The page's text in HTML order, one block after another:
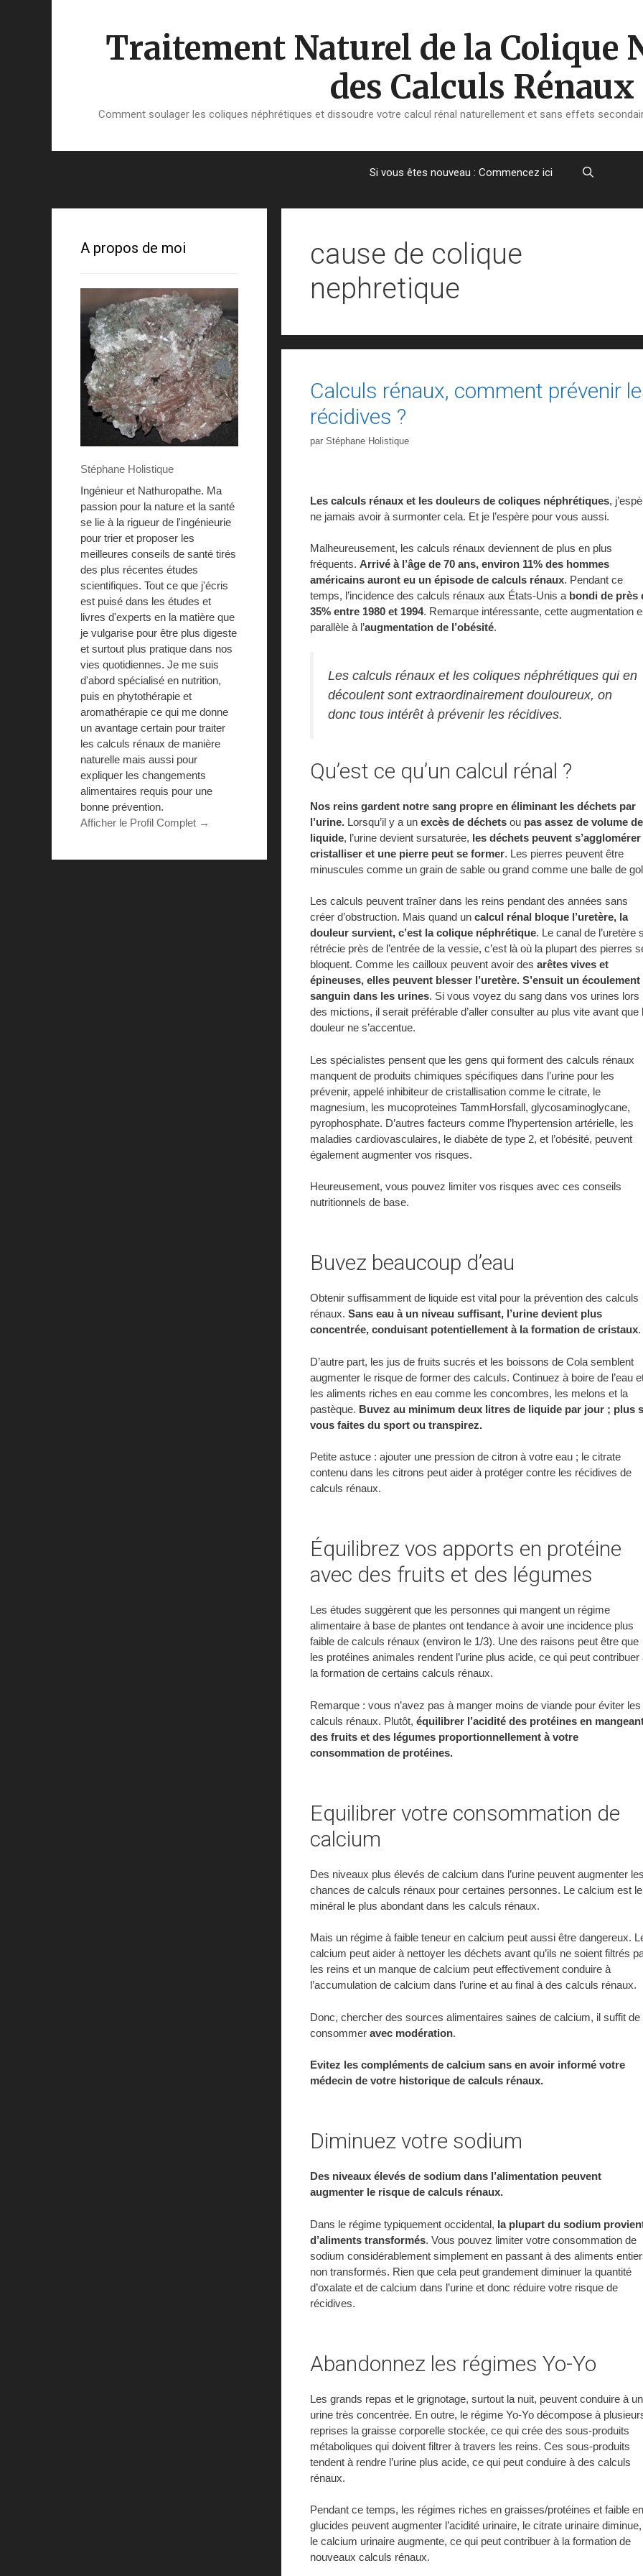
Traitement Naturel de la Colique
des Calculs Rénaux
Comment soulager les coliques néphrétiques et dissoudre votre calcul rénal naturellement et sans effets
Si vous êtes nouveau : Commencez ici
cause de colique
nephretique
Calculs rénaux, comment prévenir
récidives ?
par Stéphane Holistique
Les calculs rénaux et les douleurs de coliques néphrétiques,
ne jamais avoir à surmonter cela. Et je l’espère pour vous aussi.
Malheureusement, les calculs rénaux deviennent de plus en plus
fréquents. Arrivé à l’âge de 70 ans, environ 11% des hommes
américains auront eu un épisode de calculs rénaux. Pendant ce
temps, l’incidence des calculs rénaux aux États-Unis a bondi de près
35% entre 1980 et 1994. Remarque intéressante, cette augmentation
parallèle à l’augmentation de l’obésité.
Les calculs rénaux et les coliques néphrétiques qui en
découlent sont extraordinairement douloureux, on
donc tous intérêt à prévenir les récidives.
Qu’est ce qu’un calcul rénal ?
Nos reins gardent notre sang propre en éliminant les déchets par
l’urine. Lorsqu’il y a un excès de déchets ou pas assez de volume de
liquide, l’urine devient sursaturée, les déchets peuvent s’agglomérer
cristalliser et une pierre peut se former. Les pierres peuvent être
minuscules comme un grain de sable ou grand comme une balle de
Les calculs peuvent traîner dans les reins pendant des années sans
créer d’obstruction. Mais quand un calcul rénal bloque l’uretère, la
douleur survient, c’est la colique néphrétique. Le canal de l’uretère
rétrécie près de l’entrée de la vessie, c’est là où la plupart des pierres
bloquent. Comme les cailloux peuvent avoir des arêtes vives et
épineuses, elles peuvent blesser l’uretère. S’ensuit un écoulement
sanguin dans les urines. Si vous voyez du sang dans vos urines lors
des mictions, il serait préférable d’aller consulter au plus vite avant que
douleur ne s’accentue.
Les spécialistes pensent que les gens qui forment des calculs rénaux
manquent de produits chimiques spécifiques dans l’urine pour les
prévenir, appelé inhibiteur de cristallisation comme le citrate, le
magnesium, les mucoproteines TammHorsfall, glycosaminoglycane,
pyrophosphate. D’autres facteurs comme l’hypertension artérielle, les
maladies cardiovasculaires, le diabète de type 2, et l’obésité, peuvent
également augmenter vos risques.
Heureusement, vous pouvez limiter vos risques avec ces conseils
nutritionnels de base.
Buvez beaucoup d’eau
Obtenir suffisamment de liquide est vital pour la prévention des calculs
rénaux. Sans eau à un niveau suffisant, l’urine devient plus
concentrée, conduisant potentiellement à la formation de cristaux.
D’autre part, les jus de fruits sucrés et les boissons de Cola semblent
augmenter le risque de former des calculs. Continuez à boire de l’eau
les aliments riches en eau comme les concombres, les melons et la
pastèque. Buvez au minimum deux litres de liquide par jour ; plus
vous faites du sport ou transpirez.
Petite astuce : ajouter une pression de citron à votre eau ; le citrate
contenu dans les citrons peut aider à protéger contre les récidives de
calculs rénaux.
Équilibrez vos apports en protéine
avec des fruits et des légumes
Les études suggèrent que les personnes qui mangent un régime
alimentaire à base de plantes ont tendance à avoir une incidence plus
faible de calculs rénaux (environ le 1/3). Une des raisons peut être que
les protéines animales rendent l’urine plus acide, ce qui peut contribuer
la formation de certains calculs rénaux.
Remarque : vous n’avez pas à manger moins de viande pour éviter les
calculs rénaux. Plutôt, équilibrer l’acidité des protéines en
des fruits et des légumes proportionnellement à votre
consommation de protéines.
Equilibrer votre consommation de
calcium
Des niveaux plus élevés de calcium dans l’urine peuvent augmenter
chances de calculs rénaux pour certaines personnes. Le calcium est le
minéral le plus abondant dans les calculs rénaux.
Mais un régime à faible teneur en calcium peut aussi être dangereux.
calcium peut aider à nettoyer les déchets avant qu’ils ne soient filtrés
les reins et un manque de calcium peut effectivement conduire à
l’accumulation de calcium dans l’urine et au final à des calculs rénaux.
Donc, chercher des sources alimentaires saines de calcium, il suffit de
consommer avec modération.
Evitez les compléments de calcium sans en avoir informé votre
médecin de votre historique de calculs rénaux.
Diminuez votre sodium
Des niveaux élevés de sodium dans l’alimentation peuvent
augmenter le risque de calculs rénaux.
Dans le régime typiquement occidental, la plupart du sodium
d’aliments transformés. Vous pouvez limiter votre consommation de
sodium considérablement simplement en passant à des aliments
non transformés. Rien que cela peut grandement diminuer la quantité
d’oxalate et de calcium dans l’urine et donc réduire votre risque de
récidives.
Abandonnez les régimes Yo-Yo
Les grands repas et le grignotage, surtout la nuit, peuvent conduire à
urine très concentrée. En outre, le régime Yo-Yo décompose à
reprises la graisse corporelle stockée, ce qui crée des sous-produits
métaboliques qui doivent filtrer à travers les reins. Ces sous-produits
tendent à rendre l’urine plus acide, ce qui peut conduire à des calculs
rénaux.
Pendant ce temps, les régimes riches en graisses/protéines et faible en
glucides peuvent augmenter l’acidité urinaire, le citrate urinaire
le calcium urinaire augmente, ce qui peut contribuer à la formation de
nouveaux calculs rénaux.
A propos de moi
Stéphane Holistique
Ingénieur et Nathuropathe. Ma
passion pour la nature et la santé
se lie à la rigueur de l'ingénieurie
pour trier et proposer les
meilleures conseils de santé tirés
des plus récentes études
scientifiques. Tout ce que j'écris
est puisé dans les études et
livres d'experts en la matière que
je vulgarise pour être plus digeste
et surtout plus pratique dans nos
vies quotidiennes. Je me suis
d'abord spécialisé en nutrition,
puis en phytothérapie et
aromathérapie ce qui me donne
un avantage certain pour traiter
les calculs rénaux de manière
naturelle mais aussi pour
expliquer les changements
alimentaires requis pour une
bonne prévention.
Afficher le Profil Complet →